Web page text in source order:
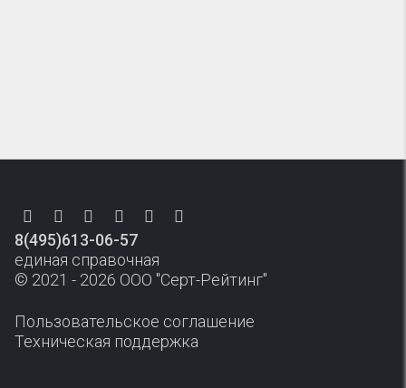
8(495)613-06-57
единая справочная
© 2021 - 2026 ООО "Серт-Рейтинг"
Пользовательское соглашение
Техническая поддержка